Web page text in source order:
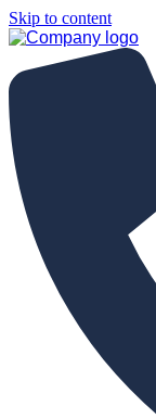
Skip to content